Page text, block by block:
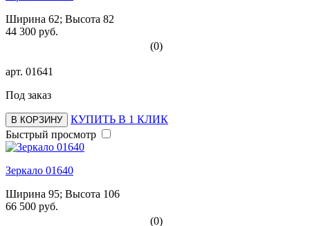
Ширина 62; Высота 82
44 300 руб.
(0)
арт. 01641
Под заказ
В КОРЗИНУ
КУПИТЬ В 1 КЛИК
Быстрый просмотр
Зеркало 01640
Ширина 95; Высота 106
66 500 руб.
(0)